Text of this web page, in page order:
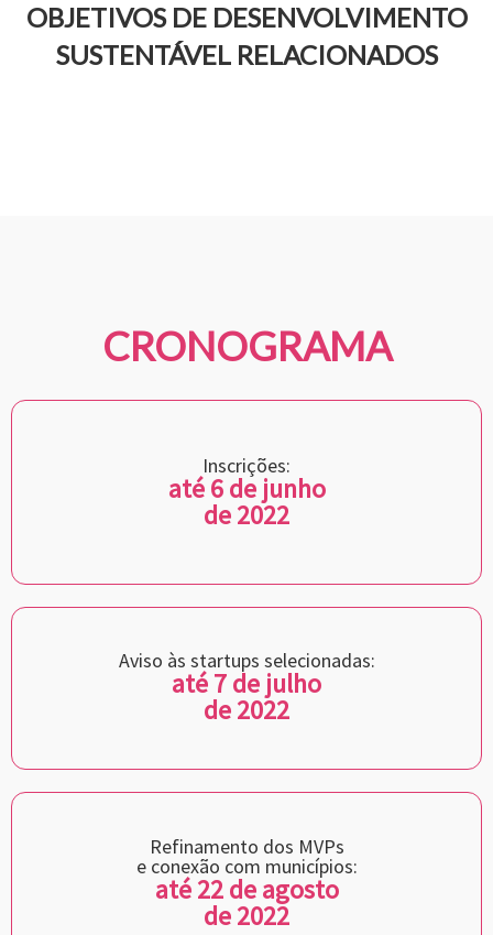
OBJETIVOS DE DESENVOLVIMENTO
SUSTENTÁVEL RELACIONADOS
CRONOGRAMA
Inscrições:
até 6 de junho
de 2022
Aviso às startups selecionadas:
até 7 de julho
de 2022
Refinamento dos MVPs
e conexão com municípios:
até 22 de agosto
de 2022